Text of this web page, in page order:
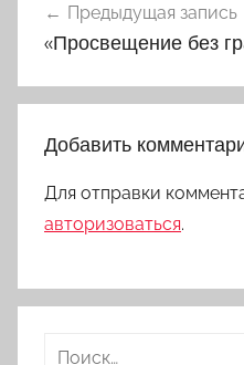
по
Предыдущая запись
«Просвещение без
Добавить
Для отправки
авторизоваться.
Найти: